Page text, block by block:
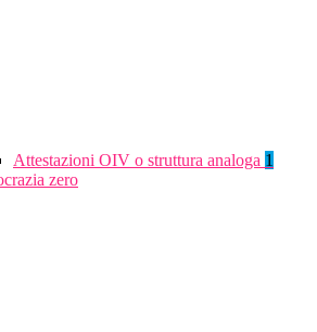
Attestazioni OIV o struttura analoga 1
zero